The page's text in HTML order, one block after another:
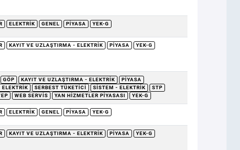
ELEKTRIK GENEL PIYASA YEK-G
KAYIT VE UZLAŞTIRMA - ELEKTRIK PIYASA YEK-G
GÖP KAYIT VE UZLAŞTIRMA - ELEKTRIK
PIYASA
ELEKTRIK
SERBEST TÜKETICI SISTEM - ELEKTRIK
STP
WEB SERVIS YAN HIZMETLER PIYASASI YEK-G
ELEKTRIK GENEL PIYASA YEK-G
KAYIT VE UZLAŞTIRMA - ELEKTRIK PIYASA YEK-G